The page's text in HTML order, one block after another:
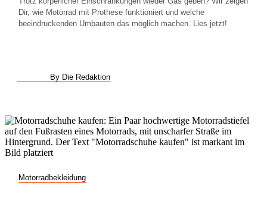
Dir, wie Motorrad mit Prothese funktioniert und welche
beeindruckenden Umbauten das möglich machen. Lies jetzt!
By Die Redaktion
Motorradbekleidung